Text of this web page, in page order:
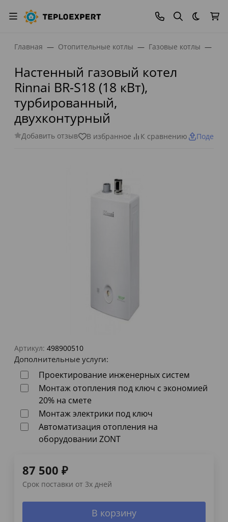
Темная
Главная Отопительные котлы Газовые котлы
Настенный газовый котел
Rinnai BR-S18 (18 кВт),
турбированный,
двухконтурный
Добавить отзыв В избранное К сравнению
Артикул: 498900510
Дополнительные услуги:
Проектирование инженерных систем
Монтаж отопления под ключ с экономией
20% на смете
Монтаж электрики под ключ
Автоматизация отопления на
оборудовании ZONT
87 500 ₽
Срок поставки от 3х дней
В корзину